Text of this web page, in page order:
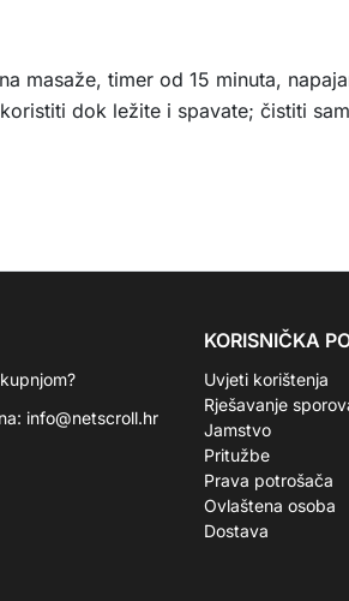
masaže, timer od 15 minuta,
dok ležite i spavate; čistiti
info@netscroll.hr
KORISNIČKA
Uvjeti korištenja
Rješavanje
Jamstvo
Pritužbe
Prava potrošača
Ovlaštena osoba
Dostava